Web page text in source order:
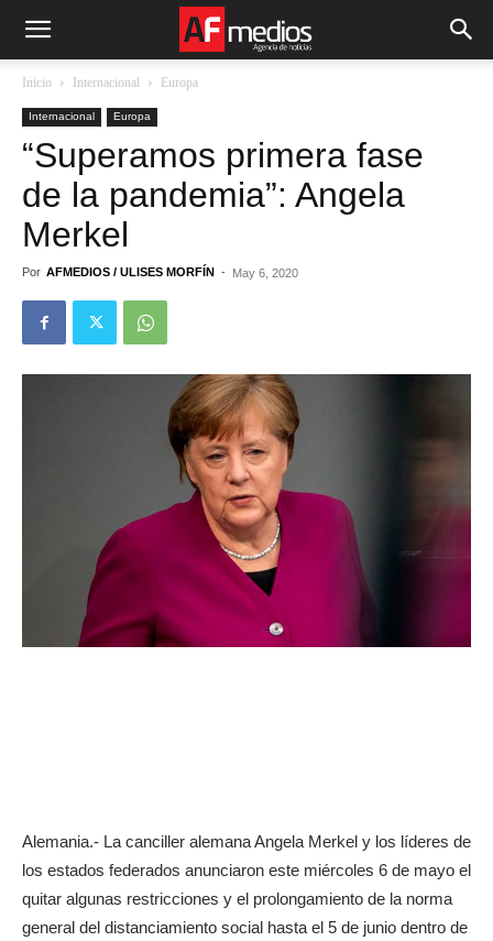
Inicio Internacional Europa
Internacional Europa
“Superamos primera fase
de la pandemia”: Angela
Merkel
Por AFMEDIOS / ULISES MORFÍN - May 6, 2020
Alemania.- La canciller alemana Angela Merkel y los líderes de
los estados federados anunciaron este miércoles 6 de mayo el
quitar algunas restricciones y el prolongamiento de la norma
general del distanciamiento social hasta el 5 de junio dentro de